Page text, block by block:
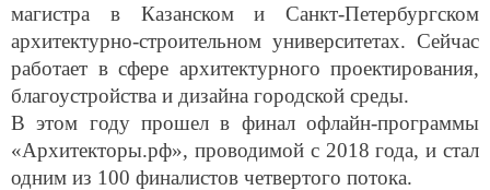
магистра в Казанском и Санкт-Петербургском
архитектурно-строительном университетах. Сейчас
работает в сфере архитектурного проектирования,
благоустройства и дизайна городской среды.
В этом году прошел в финал офлайн-программы
«Архитекторы.рф», проводимой с 2018 года, и стал
одним из 100 финалистов четвертого потока.